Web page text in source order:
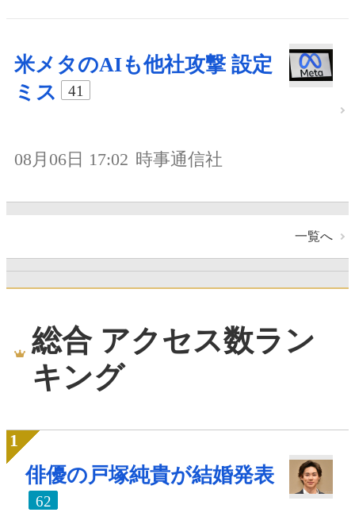
米メタのAIも他社攻撃 設定
ミス
41
08月06日 17:02 時事通信社
一覧へ
総合 アクセス数ラン
キング
俳優の戸塚純貴が結婚発表
62